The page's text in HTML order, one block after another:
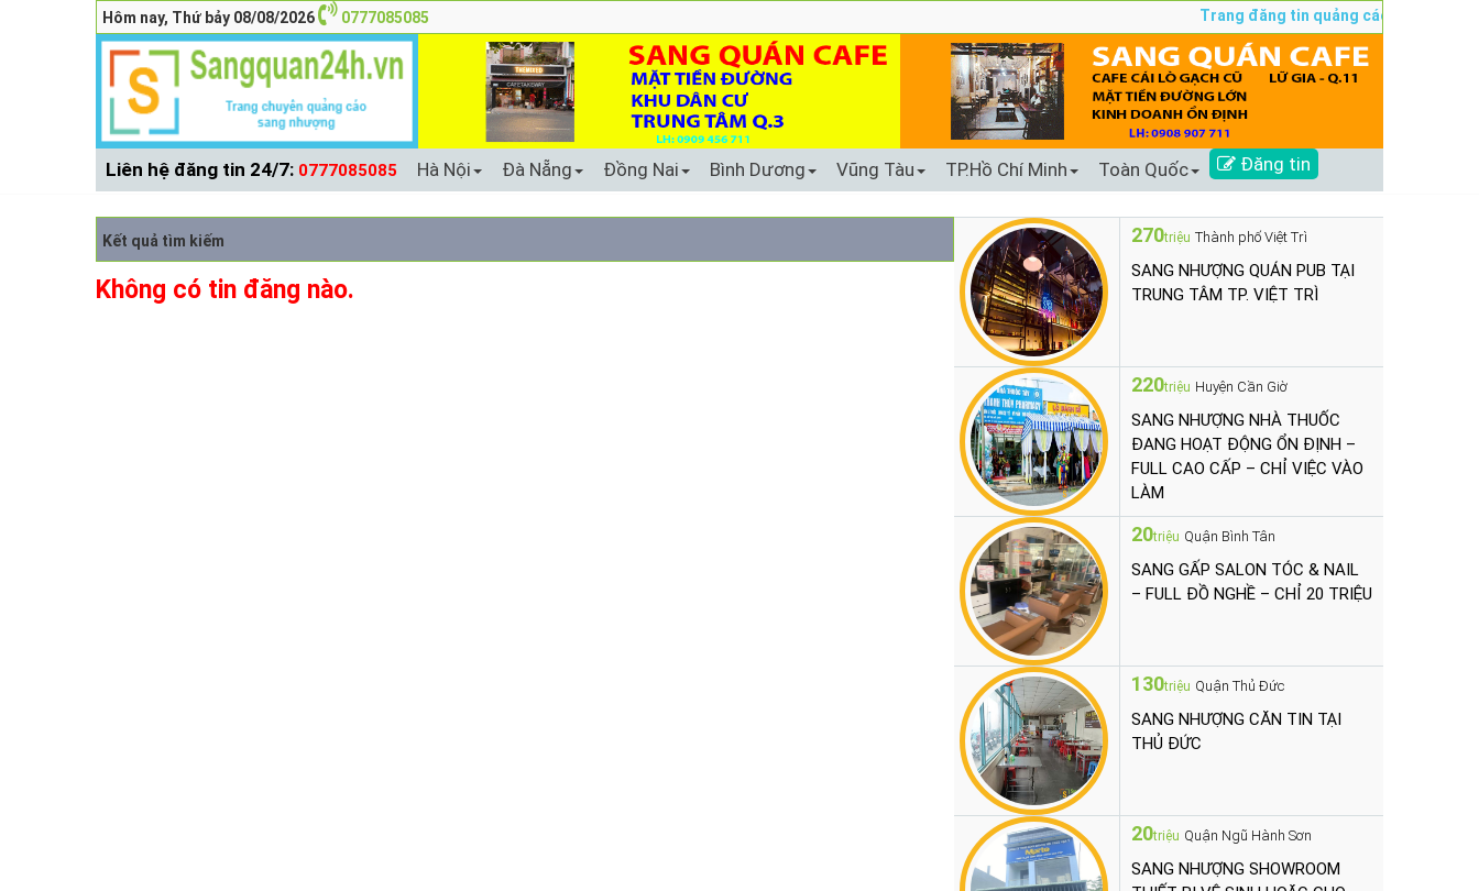
Hôm nay, Thứ bảy 08/08/2026 0777085085 Trang đăng tin quảng cáo sang nhượng
Liên hệ đăng tin 24/7: 0777085085 Hà Nội Đà Nẵng Đồng Nai Bình Dương Vũng Tàu TP.Hồ Chí Minh Toàn Quốc Đăng tin
Kết quả tìm kiếm
Không có tin đăng nào.
270triệu Thành phố Việt Trì
SANG NHƯỢNG QUÁN PUB TẠI
TRUNG TÂM TP. VIỆT TRÌ
220triệu Huyện Cần Giờ
SANG NHƯỢNG NHÀ THUỐC
ĐANG HOẠT ĐỘNG ỔN ĐỊNH –
FULL CAO CẤP – CHỈ VIỆC VÀO
LÀM
20triệu Quận Bình Tân
SANG GẤP SALON TÓC & NAIL
– FULL ĐỒ NGHỀ – CHỈ 20 TRIỆU
130triệu Quận Thủ Đức
SANG NHƯỢNG CĂN TIN TẠI
THỦ ĐỨC
20triệu Quận Ngũ Hành Sơn
SANG NHƯỢNG SHOWROOM